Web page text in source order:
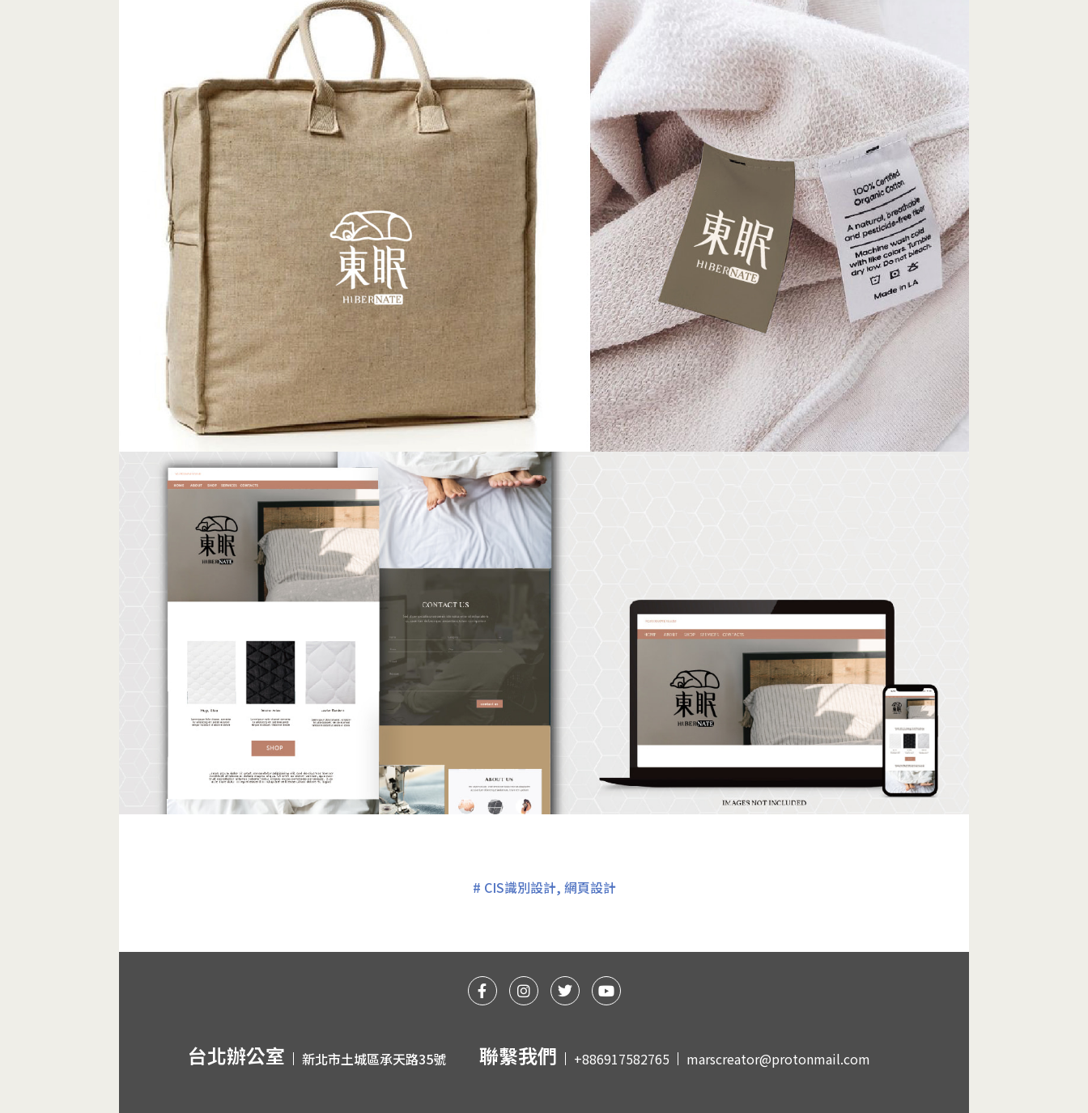
# CIS識別設計, 網頁設計
台北辦公室 新北市土城區承天路35號 聯繫我們 +886917582765 marscreator@protonmail.com